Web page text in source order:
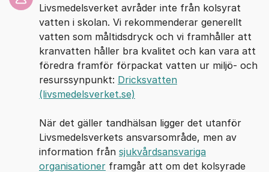
Livsmedelsverket avråder inte från kolsyrat
vatten i skolan. Vi rekommenderar generellt
vatten som måltidsdryck och vi framhåller att
kranvatten håller bra kvalitet och kan vara att
föredra framför förpackat vatten ur miljö- och
resurssynpunkt: Dricksvatten
(livsmedelsverket.se)
När det gäller tandhälsan ligger det utanför
Livsmedelsverkets ansvarsområde, men av
information från sjukvårdsansvariga
organisationer framgår att om det kolsyrade